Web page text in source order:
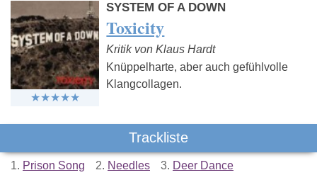
SYSTEM OF A DOWN
Toxicity
Kritik von Klaus Hardt
Knüppelharte, aber auch gefühlvolle
Klangcollagen.
Trackliste
1. Prison Song 2. Needles 3. Deer Dance